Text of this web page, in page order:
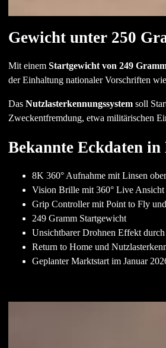
Gewicht unter 250
Mit einem Startgewicht von 249
der Einhaltung nationaler Vorschriften
Das Nutzlasterkennungssystemsoll
Zweckentfremdung, etwa militärischen
Bekannte Eckdaten in
8K 360° Aufnahme mit Linsen
Vision Brille mit 360° Live Ansicht
Grip Controller mit Point to Fly
249 Gramm Startgewicht
Unsichtbarer Drohnen Effekt
Return to Home und
Geplanter Marktstart im Januar